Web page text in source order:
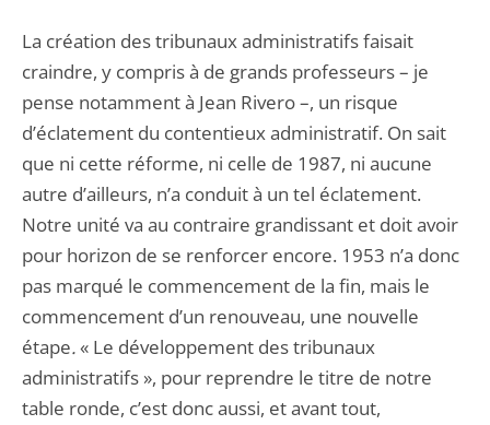
La création des tribunaux administratifs faisait
craindre, y compris à de grands professeurs – je
pense notamment à Jean Rivero –, un risque
d’éclatement du contentieux administratif. On sait
que ni cette réforme, ni celle de 1987, ni aucune
autre d’ailleurs, n’a conduit à un tel éclatement.
Notre unité va au contraire grandissant et doit avoir
pour horizon de se renforcer encore. 1953 n’a donc
pas marqué le commencement de la fin, mais le
commencement d’un renouveau, une nouvelle
étape.« Le développement des tribunaux
administratifs », pour reprendre le titre de notre
table ronde, c’est donc aussi, et avant tout,